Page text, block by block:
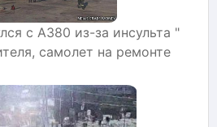
с A380 из-за инсульта "
самолет на ремонте